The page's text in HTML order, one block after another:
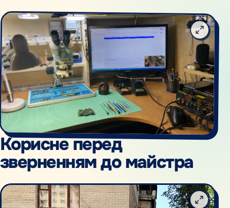
Корисне перед
зверненням до майстра